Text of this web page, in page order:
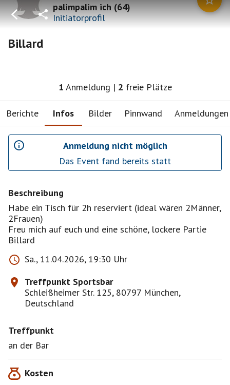
palimpalim ich(64)
Initiatorprofil
Billard
1 Anmeldung | 2 freie Plätze
Berichte Infos Bilder Pinnwand Anmeldungen
Anmeldung nicht möglich
Das Event fand bereits statt
Beschreibung
Habe ein Tisch für 2h reserviert (ideal wären 2Männer,
2Frauen)
Freu mich auf euch und eine schöne, lockere Partie
Sa., 11.04.2026, 19:30 Uhr
Treffpunkt Sportsbar
Schleißheimer Str. 125, 80797 München,
Deutschland
Treffpunkt
an der Bar
Kosten